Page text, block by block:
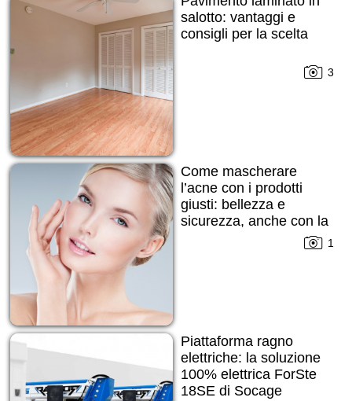
salotto: vantaggi e
consigli per la scelta
3
Come mascherare
l’acne con i prodotti
giusti: bellezza e
sicurezza, anche con la
1
Piattaforma ragno
elettriche: la soluzione
100% elettrica ForSte
18SE di Socage